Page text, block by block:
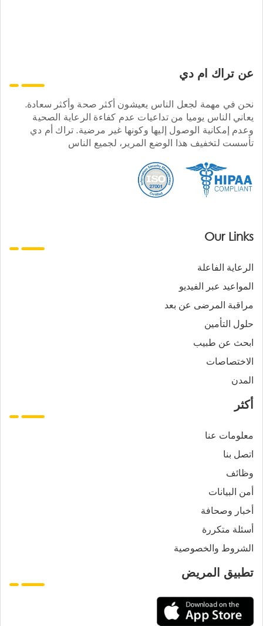
عن تراك ام دي
نحن في مهمة لجعل الناس يعيشون أكثر صحة وأكثر سعادة.
يعاني الناس يوميا من تداعيات عدم كفاءة الرعاية الصحية
وعدم إمكانية الوصول إليها وكونها غير مرضية. تراك أم دي
تأسست لتخفيف هذا الوضع المرير، لجميع الناس
Our Links
الرعاية الفاعلة
المواعيد عبر الفيديو
مراقبة المرضى عن بعد
حلول التأمين
ابحث عن طبيب
الاختصاصات
المدن
أكثر
معلومات عنا
اتصل بنا
وظائف
أمن البيانات
أخبار وصحافة
أسئلة متكررة
الشروط والخصوصية
تطبيق المريض